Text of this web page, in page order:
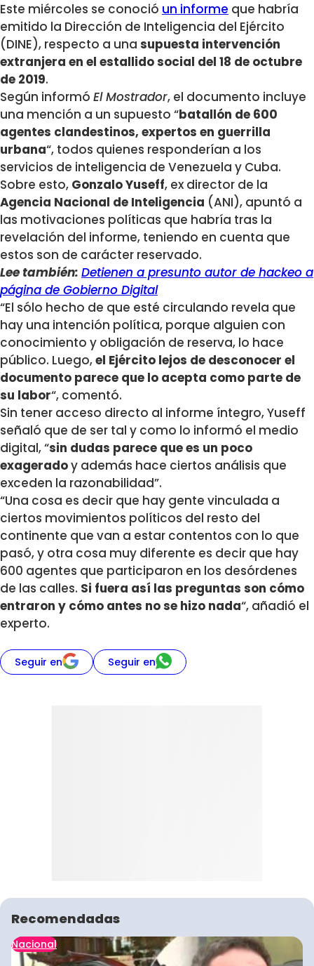
Este miércoles se conoció un informe que habría
emitido la Dirección de Inteligencia del Ejército
(DINE), respecto a una supuesta intervención
extranjera en el estallido social del 18 de octubre
de 2019.
Según informó El Mostrador, el documento incluye
una mención a un supuesto “batallón de 600
agentes clandestinos, expertos en guerrilla
urbana“, todos quienes responderían a los
servicios de inteligencia de Venezuela y Cuba.
Sobre esto, Gonzalo Yuseff, ex director de la
Agencia Nacional de Inteligencia (ANI), apuntó a
las motivaciones políticas que habría tras la
revelación del informe, teniendo en cuenta que
estos son de carácter reservado.
Lee también: Detienen a presunto autor de hackeo a
página de Gobierno Digital
“El sólo hecho de que esté circulando revela que
hay una intención política, porque alguien con
conocimiento y obligación de reserva, lo hace
público. Luego,el Ejército lejos de desconocer el
documento parece que lo acepta como parte de
su labor“, comentó.
Sin tener acceso directo al informe íntegro, Yuseff
señaló que de ser tal y como lo informó el medio
digital, “sin dudas parece que es un poco
exageradoy además hace ciertos análisis que
exceden la razonabilidad”.
“Una cosa es decir que hay gente vinculada a
ciertos movimientos políticos del resto del
continente que van a estar contentos con lo que
pasó, y otra cosa muy diferente es decir que hay
600 agentes que participaron en los desórdenes
de las calles. Si fuera así las preguntas son cómo
entraron y cómo antes no se hizo nada“, añadió el
experto.
Seguir en Seguir en
Recomendadas
Nacional